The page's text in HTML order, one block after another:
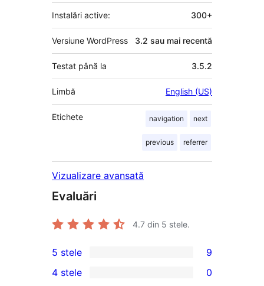
Instalări active: 300+
Versiune WordPress 3.2 sau mai recentă
Testat până la 3.5.2
Limbă English (US)
Etichete navigation next
previous referrer
Vizualizare avansată
Evaluări
4.7 din 5 stele.
9
5
5 stele 9
4 stele 0